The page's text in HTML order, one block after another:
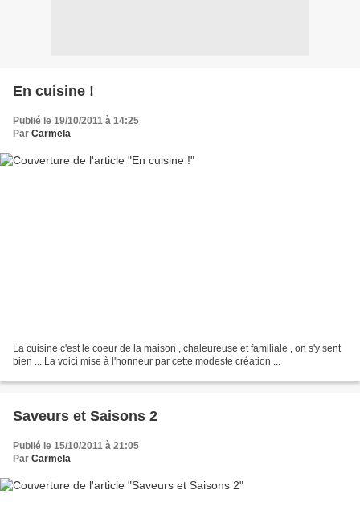
En cuisine !
Publié le 19/10/2011 à 14:25
Par Carmela
La cuisine c'est le coeur de la maison , chaleureuse et familiale , on s'y sent
bien ... La voici mise à l'honneur par cette modeste création ...
Saveurs et Saisons 2
Publié le 15/10/2011 à 21:05
Par Carmela